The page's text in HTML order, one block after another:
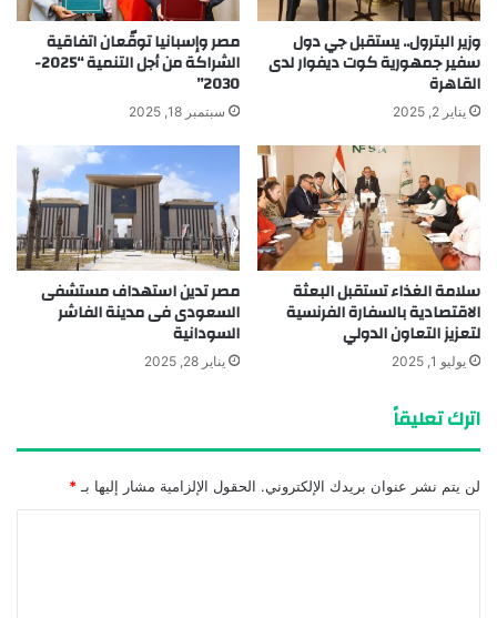
وزير البترول.. يستقبل جي دول
سفير جمهورية كوت ديفوار لدى
القاهرة
يناير 2, 2025
مصر وإسبانيا توقّعان اتفاقية
الشراكة من أجل التنمية “2025-
2030”
سبتمبر 18, 2025
سلامة الغذاء تستقبل البعثة
الاقتصادية بالسفارة الفرنسية
لتعزيز التعاون الدولي
يوليو 1, 2025
مصر تدين استهداف مستشفى
السعودى فى مدينة الفاشر
السودانية
يناير 28, 2025
اترك تعليقاً
لن يتم نشر عنوان بريدك الإلكتروني. الحقول الإلزامية مشار إليها بـ *